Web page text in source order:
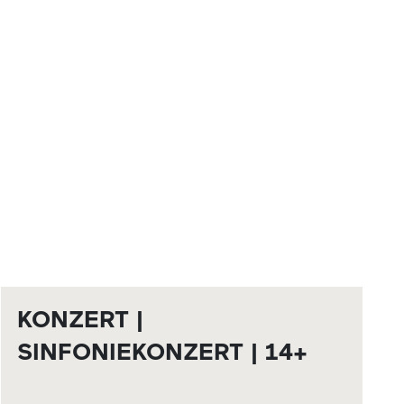
KONZERT |
SINFONIEKONZERT | 14+